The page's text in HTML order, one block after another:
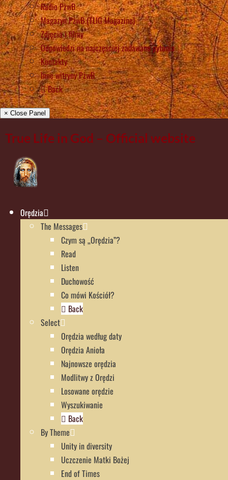
Radio PżwB
Magazyn PżwB (TLIG Magazine)
Zdjęcia i filmy
Odpowiedzi na najczęściej zadawane pytania
Kontakty
Inne witryny PżwB
Back
× Close Panel
True Life in God – Official website
Orędzia
The Messages
Czym są „Orędzia”?
Read
Listen
Duchowość
Co mówi Kościół?
Back
Select
Orędzia według daty
Orędzia Anioła
Najnowsze orędzia
Modlitwy z Orędzi
Losowane orędzie
Wyszukiwanie
Back
By Theme
Unity in diversity
Uczczenie Matki Bożej
End of Times